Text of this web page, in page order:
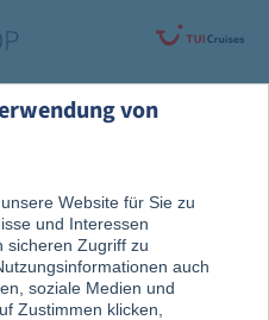
von
Website für Sie zu
und Interessen
sicheren Zugriff zu
auch
soziale Medien und
Zustimmen klicken,